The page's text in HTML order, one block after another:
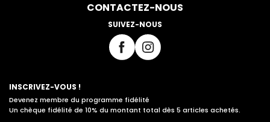
CONTACTEZ-NOUS
SUIVEZ-NOUS
INSCRIVEZ-VOUS !
Devenez membre du programme fidélité
Un chèque fidélité de 10% du montant total dès 5 articles achetés.